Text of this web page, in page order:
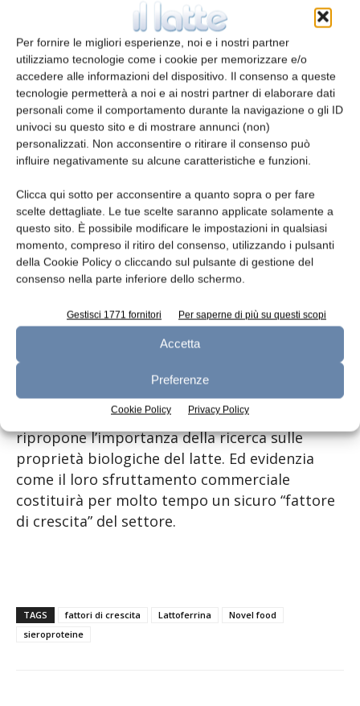
Per fornire le migliori esperienze, noi e i nostri partner
utilizziamo tecnologie come i cookie per memorizzare e/o
accedere alle informazioni del dispositivo. Il consenso a queste
tecnologie permetterà a noi e ai nostri partner di elaborare dati
personali come il comportamento durante la navigazione o gli ID
univoci su questo sito e di mostrare annunci (non)
personalizzati. Non acconsentire o ritirare il consenso può
influire negativamente su alcune caratteristiche e funzioni.
Clicca qui sotto per acconsentire a quanto sopra o per fare
scelte dettagliate. Le tue scelte saranno applicate solamente a
questo sito. È possibile modificare le impostazioni in qualsiasi
momento, compreso il ritiro del consenso, utilizzando i pulsanti
della Cookie Policy o cliccando sul pulsante di gestione del
consenso nella parte inferiore dello schermo.
Gestisci 1771 fornitori Per saperne di più su questi scopi
Accetta
Preferenze
Cookie Policy Privacy Policy
alla presenza di un’altra sieroproteina. Minore
per quantità, ma non importanza biologica
trattandosi del TGF-β2, un fattore di crescita
coinvolto nella stimolazione e riparazione di
cellule epiteliali e embrionali, tessuti e, non
ultimo, implicato nel controllo del sistema
immunitario. Il (principale) valore salutistico di
questo isolato risiederebbe proprio in questo
fattore, soprattutto quando aggiunto a
formule per la prima infanzia. Questo aspetto
è molto interessante perché proprio i fattori
di crescita, in particolare l’IGF-1, sono da
tempo indicati tra i fattori (potenzialmente)
associati a un aumentato rischio di insorgenza
di alcuni tumori conseguentemente al
consumo di latte in età adulta. Certo,i fattori
di crescita
non sono tutti uguali, per attività
biologica e concentrazione, nel latte e nel
sangue di chi lo consuma. Tuttavia, la
proposizione di questo nuovo isolato
ripropone l’importanza della ricerca sulle
proprietà biologiche del latte. Ed evidenzia
come il loro sfruttamento commerciale
costituirà per molto tempo un sicuro “fattore
di crescita” del settore.
TAGS fattori di crescita Lattoferrina
Novel food
sieroproteine